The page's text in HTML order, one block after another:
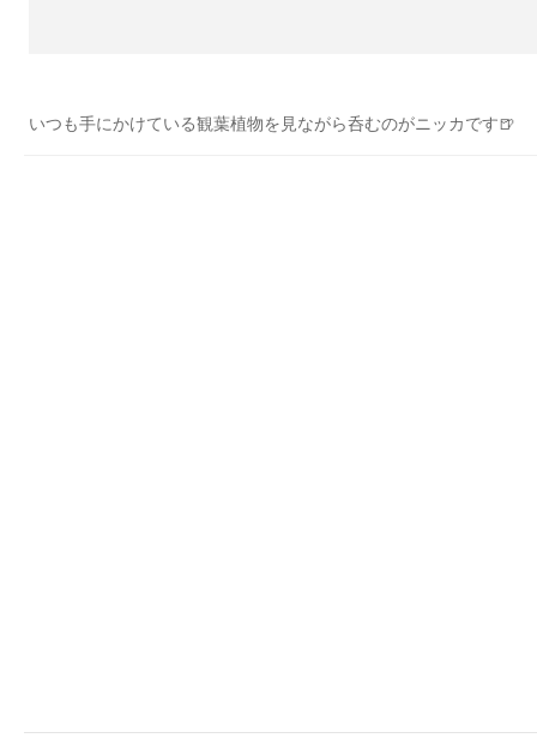
いつも手にかけている観葉植物を見ながら呑むのがニッカです🍺